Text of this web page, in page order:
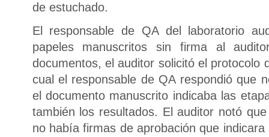
de estuchado.
El responsable de QA del laboratorio
papeles manuscritos sin firma al
documentos, el auditor solicitó el protocolo
cual el responsable de QA respondió que
el documento manuscrito indicaba las
también los resultados. El auditor notó
no había firmas de aprobación que